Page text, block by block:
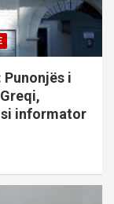
i
si informator